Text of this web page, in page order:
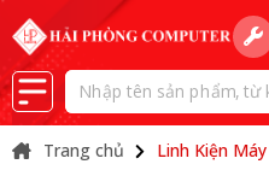
Trang chủ Linh Kiện